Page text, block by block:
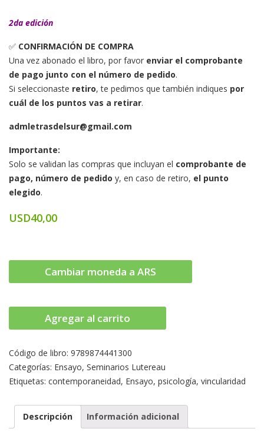
2da edición
✅ CONFIRMACIÓN DE COMPRA
Una vez abonado el libro, por favor enviar el comprobante
de pago junto con el número de pedido.
Si seleccionaste retiro, te pedimos que también indiques por
cuál de los puntos vas a retirar.
admletrasdelsur@gmail.com
Importante:
Solo se validan las compras que incluyan el comprobante de
pago, número de pedido y, en caso de retiro, el punto
elegido.
USD40,00
Cambiar moneda a ARS
Agregar al carrito
Código de libro: 9789874441300
Categorías: Ensayo, Seminarios Lutereau
Etiquetas: contemporaneidad, Ensayo, psicología, vincularidad
Descripción Información adicional